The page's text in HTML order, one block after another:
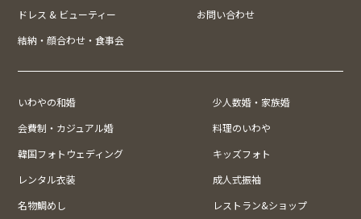
ドレス & ビューティー
お問い合わせ
結納・顔合わせ・食事会
いわやの和婚
少人数婚・家族婚
会費制・カジュアル婚
料理のいわや
韓国フォトウェディング
キッズフォト
レンタル衣装
成人式振袖
名物鯛めし
レストラン&ショップ